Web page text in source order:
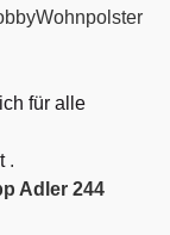
Wohnpolster
für alle
.
Adler 244